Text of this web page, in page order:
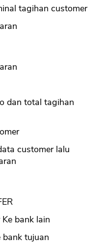
tagihan customer
dan total tagihan
customer lalu
bank lain
bank tujuan